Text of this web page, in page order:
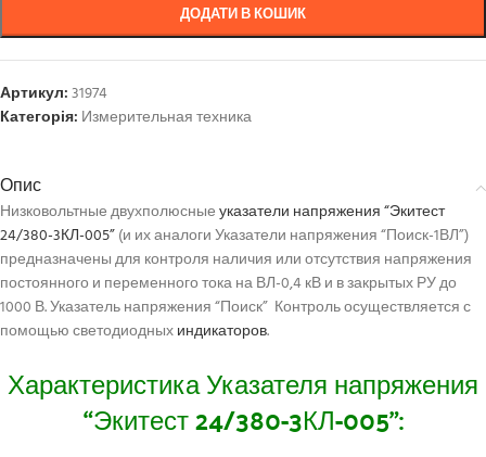
ДОДАТИ В КОШИК
Артикул:31974
Категорія: Измерительная техника
Опис
Низковольтные двухполюсныеуказатели напряжения “Экитест
24/380-3КЛ-005”(и их аналоги Указатели напряжения “Поиск-1ВЛ”)
предназначены для контроля наличия или отсутствия напряжения
постоянного и переменного тока на ВЛ-0,4 кВ и в закрытых РУ до
1000 В. Указатель напряжения “Поиск” Контроль осуществляется с
помощью светодиодныхиндикаторов.
Характеристика Указателя напряжения
“Экитест 24/380-3КЛ-005”: